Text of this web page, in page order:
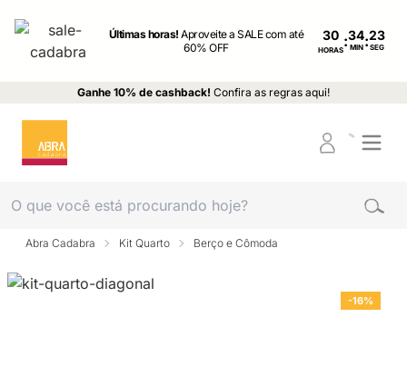
Últimas horas!Aproveite a SALE com até
60% OFF
30
HORAS: MIN : SEG
Ganhe 10% de cashback! Confira as regras aqui!
Abra Cadabra Kit Quarto Berço e Cômoda
-16%